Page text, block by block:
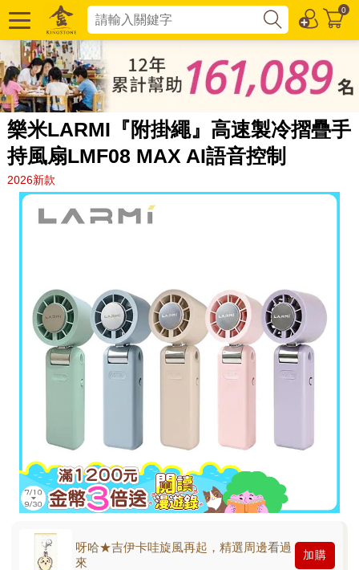
0
樂米LARMI『附掛繩』高速製冷摺疊手
持風扇LMF08 MAX AI語音控制
2026新款
呀哈★吉伊卡哇旋風再起，精選周邊看過
來
加購